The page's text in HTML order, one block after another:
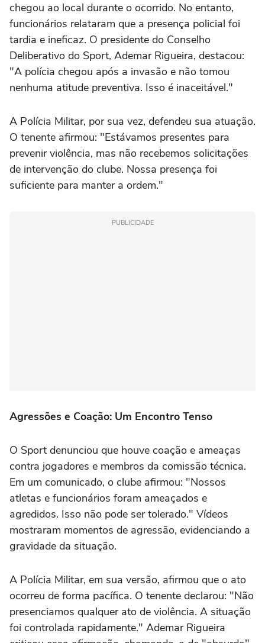
chegou ao local durante o ocorrido. No entanto,
funcionários relataram que a presença policial foi
tardia e ineficaz. O presidente do Conselho
Deliberativo do Sport, Ademar Rigueira, destacou:
"A polícia chegou após a invasão e não tomou
nenhuma atitude preventiva. Isso é inaceitável."
A Polícia Militar, por sua vez, defendeu sua atuação.
O tenente afirmou: "Estávamos presentes para
prevenir violência, mas não recebemos solicitações
de intervenção do clube. Nossa presença foi
suficiente para manter a ordem."
PUBLICIDADE
Agressões e Coação: Um Encontro Tenso
O Sport denunciou que houve coação e ameaças
contra jogadores e membros da comissão técnica.
Em um comunicado, o clube afirmou: "Nossos
atletas e funcionários foram ameaçados e
agredidos. Isso não pode ser tolerado." Vídeos
mostraram momentos de agressão, evidenciando a
gravidade da situação.
A Polícia Militar, em sua versão, afirmou que o ato
ocorreu de forma pacífica. O tenente declarou: "Não
presenciamos qualquer ato de violência. A situação
foi controlada rapidamente." Ademar Rigueira